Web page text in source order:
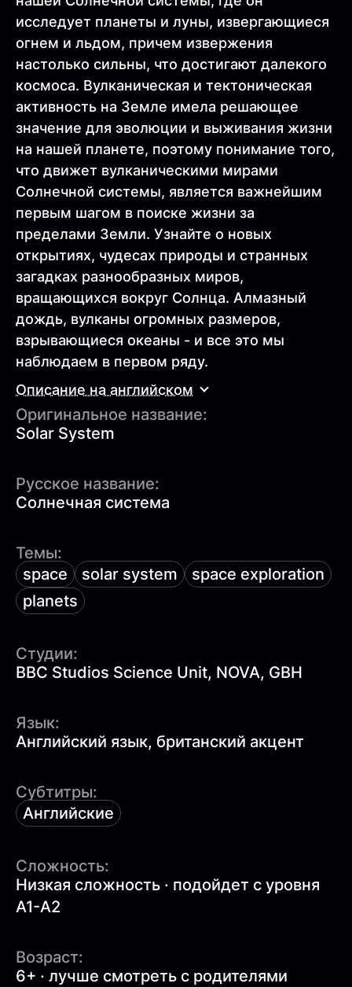
исследует планеты и луны, извергающиеся
огнем и льдом, причем извержения
настолько сильны, что достигают далекого
космоса. Вулканическая и тектоническая
активность на Земле имела решающее
значение для эволюции и выживания жизни
на нашей планете, поэтому понимание того,
что движет вулканическими мирами
Солнечной системы, является важнейшим
первым шагом в поиске жизни за
пределами Земли. Узнайте о новых
открытиях, чудесах природы и странных
загадках разнообразных миров,
вращающихся вокруг Солнца. Алмазный
дождь, вулканы огромных размеров,
взрывающиеся океаны - и все это мы
наблюдаем в первом ряду.
Описание на английском
Оригинальное название:
Solar System
Русское название:
Солнечная система
Темы:
space
solar system
space exploration
planets
Студии:
BBC Studios Science Unit, NOVA, GBH
Язык:
Английский язык, британский акцент
Субтитры:
Английские
Сложность:
Низкая сложность · подойдет с уровня
A1-A2
Возраст:
6+ · лучше смотреть с родителями